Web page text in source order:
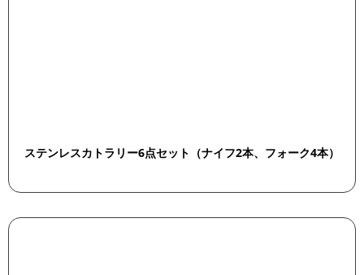
ステンレスカトラリー6点セット（ナイフ2本、フォーク4本）